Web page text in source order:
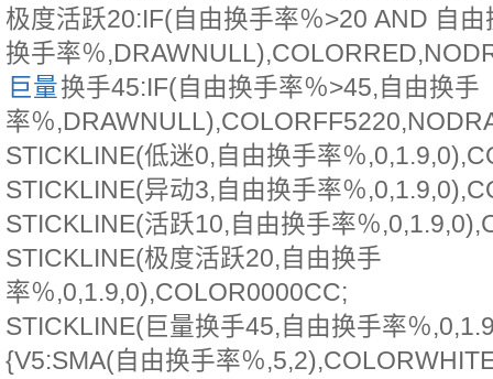
极度活跃20:IF(自由换手率％>20 AND 自
换手率％
巨量换手45:IF(自由换手率％>45,自由换手
率％
STICKLINE(低迷0,自由换手率％
STICKLINE(异动3,自由换手率％
STICKLINE(活跃10,自由换手率％
STICKLINE(极度活跃20,自由换手
率％,0,1.9,0),COLOR0000CC;
STICKLINE(巨量换手45,自由换手率％
{V5:SMA(自由换手率％